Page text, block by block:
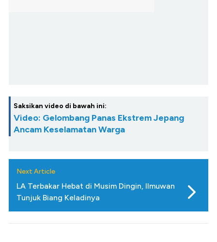
Saksikan video di bawah ini:
Video: Gelombang Panas Ekstrem Jepang
Ancam Keselamatan Warga
Next Article
LA Terbakar Hebat di Musim Dingin, Ilmuwan
Tunjuk Biang Keladinya